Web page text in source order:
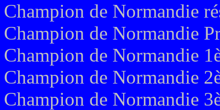
Champion de Normandie
Champion de Normandie
Champion de Normandie
Champion de Normandie
Champion de Normandie